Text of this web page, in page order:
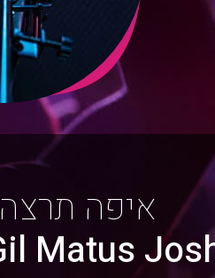
איפה
Matus